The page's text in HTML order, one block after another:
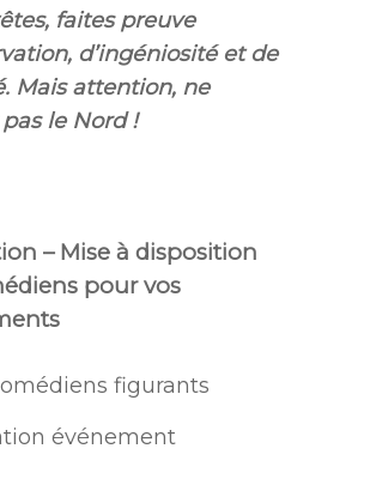
faites preuve
d’ingéniosité et de
Mais attention, ne
le Nord !
– Mise à disposition
pour vos